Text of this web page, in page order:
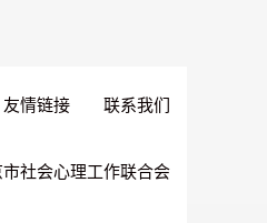
友情链接 联系我们
社会心理工作联合会